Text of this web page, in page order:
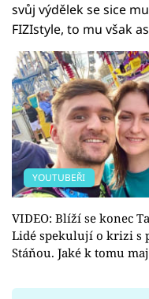
svůj výdělek se sice
FIZIstyle, to mu však
YOUTUBEŘI
VIDEO: Blíží se konec
Lidé spekulují o krizi s
Stáňou. Jaké k tomu